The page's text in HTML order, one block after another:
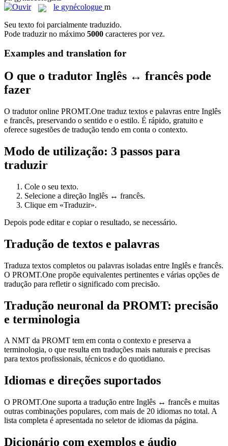
le gynécologue m
Seu texto foi parcialmente traduzido.
Pode traduzir no máximo 5000 caracteres por vez.
Examples and translation for
O que o tradutor Inglês ↔ francês pode
fazer
O tradutor online PROMT.One traduz textos e palavras entre Inglês
e francês, preservando o sentido e o estilo. É rápido, gratuito e
oferece sugestões de tradução tendo em conta o contexto.
Modo de utilização: 3 passos para
traduzir
Cole o seu texto.
Selecione a direção Inglês ↔ francês.
Clique em «Traduzir».
Depois pode editar e copiar o resultado, se necessário.
Tradução de textos e palavras
Traduza textos completos ou palavras isoladas entre Inglês e francês.
O PROMT.One propõe equivalentes pertinentes e várias opções de
tradução para refletir o significado com precisão.
Tradução neuronal da PROMT: precisão
e terminologia
A NMT da PROMT tem em conta o contexto e preserva a
terminologia, o que resulta em traduções mais naturais e precisas
para textos profissionais, técnicos e do quotidiano.
Idiomas e direções suportados
O PROMT.One suporta a tradução entre Inglês ↔ francês e muitas
outras combinações populares, com mais de 20 idiomas no total. A
lista completa é apresentada no seletor de idiomas da página.
Dicionário com exemplos e áudio